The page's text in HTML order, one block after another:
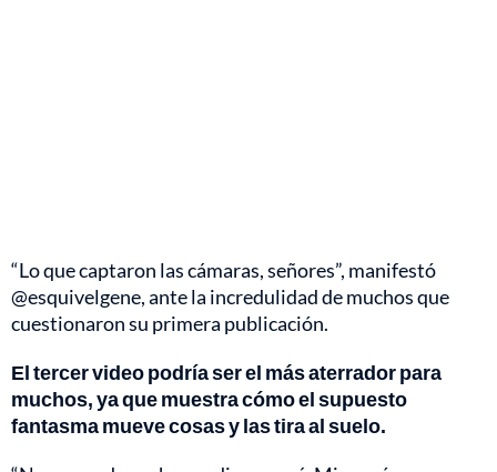
“Lo que captaron las cámaras, señores”, manifestó
@esquivelgene, ante la incredulidad de muchos que
cuestionaron su primera publicación.
El tercer video podría ser el más aterrador para
muchos, ya que muestra cómo el supuesto
fantasma mueve cosas y las tira al suelo.